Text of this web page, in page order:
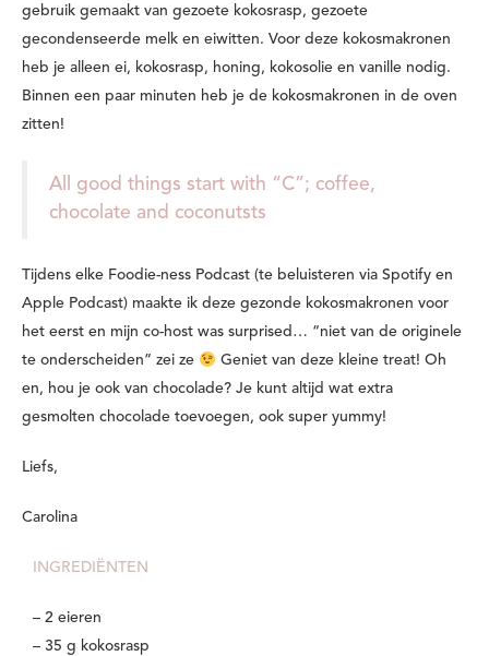
gebruik gemaakt van gezoete kokosrasp, gezoete
gecondenseerde melk en eiwitten. Voor deze kokosmakronen
heb je alleen ei, kokosrasp, honing, kokosolie en vanille nodig.
Binnen een paar minuten heb je de kokosmakronen in de oven
zitten!
All good things start with “C”; coffee,
chocolate and coconutsts
Tijdens elke Foodie-ness Podcast (te beluisteren via Spotify en
Apple Podcast) maakte ik deze gezonde kokosmakronen voor
het eerst en mijn co-host was surprised… “niet van de originele
te onderscheiden” zei ze
Geniet van deze kleine treat! Oh
en, hou je ook van chocolade? Je kunt altijd wat extra
gesmolten chocolade toevoegen, ook super yummy!
Liefs,
Carolina
INGREDIËNTEN
– 2 eieren
– 35 g kokosrasp